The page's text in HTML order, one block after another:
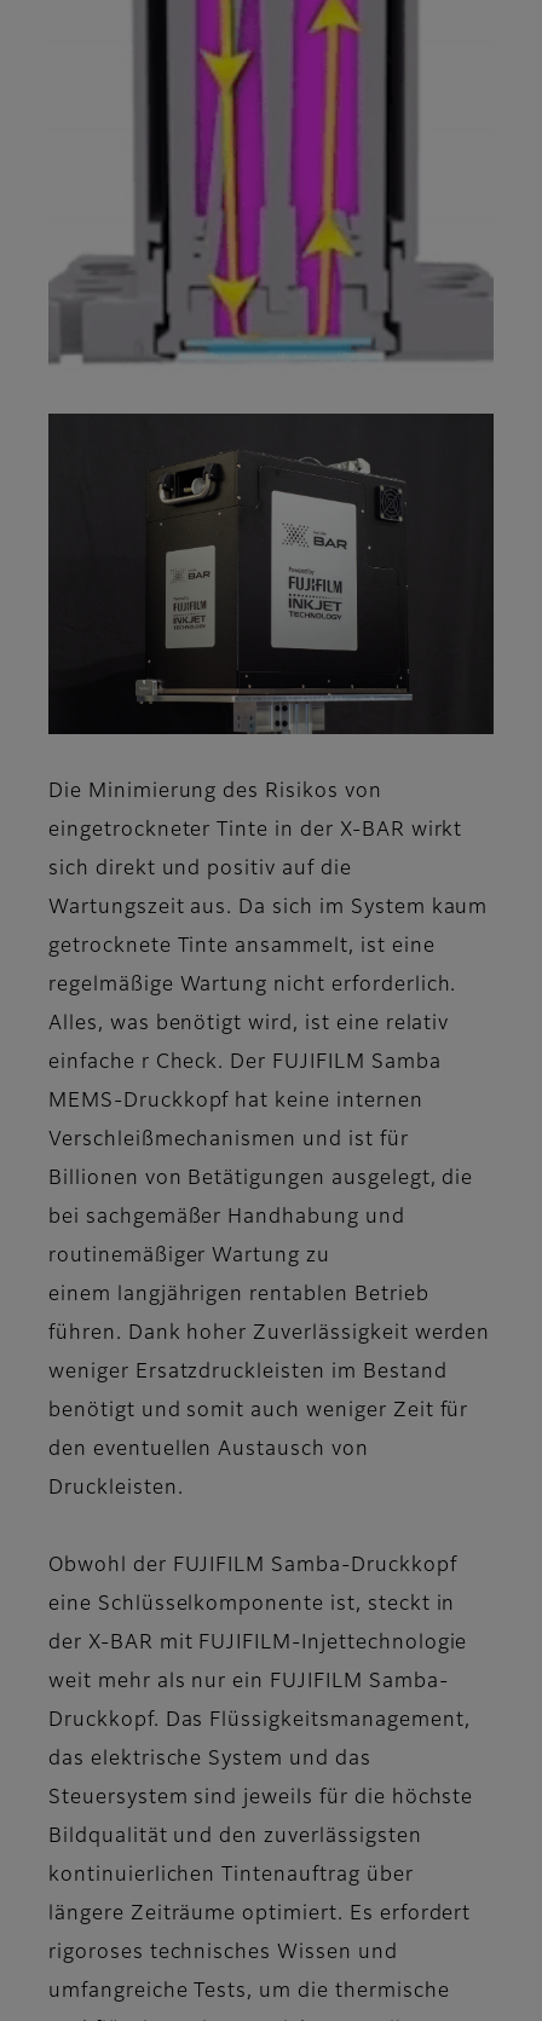
Die Minimierung des Risikos von
eingetrockneter Tinte in der X-BAR wirkt
sich direkt und positiv auf die
Wartungszeit aus. Da sich im System kaum
getrocknete Tinte ansammelt, ist eine
regelmäßige Wartung nicht erforderlich.
Alles, was benötigt wird, ist eine relativ
einfache r Check. Der FUJIFILM Samba
MEMS-Druckkopf hat keine internen
Verschleißmechanismen und ist für
Billionen von Betätigungen ausgelegt, die
bei sachgemäßer Handhabung und
routinemäßiger Wartung zu
einem langjährigen rentablen Betrieb
führen. Dank hoher Zuverlässigkeit werden
weniger Ersatzdruckleisten im Bestand
benötigt und somit auch weniger Zeit für
den eventuellen Austausch von
Druckleisten.
Obwohl der FUJIFILM Samba-Druckkopf
eine Schlüsselkomponente ist, steckt in
der X-BAR mit FUJIFILM-Injettechnologie
weit mehr als nur ein FUJIFILM Samba-
Druckkopf. Das Flüssigkeitsmanagement,
das elektrische System und das
Steuersystem sind jeweils für die höchste
Bildqualität und den zuverlässigsten
kontinuierlichen Tintenauftrag über
längere Zeiträume optimiert. Es erfordert
rigoroses technisches Wissen und
umfangreiche Tests, um die thermische